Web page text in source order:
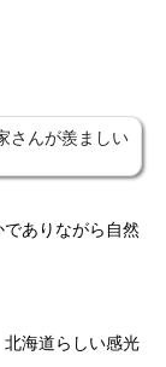
さんが羨ましい
ありながら自然
海道らしい感光